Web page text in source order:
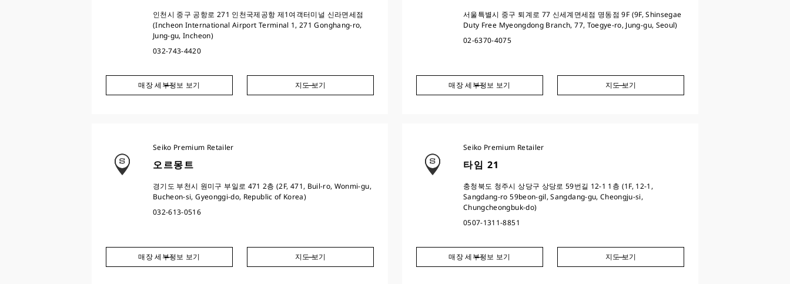
인천시 중구 공항로 271 인천국제공항 제1여객터미널 신라면세점
(Incheon International Airport Terminal 1, 271 Gonghang-ro,
Jung-gu, Incheon)
032-743-4420
매장 세부정보 보기 지도 보기
서울특별시 중구 퇴계로 77 신세계면세점 명동점 9F (9F, Shinsegae
Duty Free Myeongdong Branch, 77, Toegye-ro, Jung-gu, Seoul)
02-6370-4075
매장 세부정보 보기 지도 보기
Seiko Premium Retailer
오르몽트
경기도 부천시 원미구 부일로 471 2층 (2F, 471, Buil-ro, Wonmi-gu,
Bucheon-si, Gyeonggi-do, Republic of Korea)
032-613-0516
매장 세부정보 보기 지도 보기
Seiko Premium Retailer
타임 21
충청북도 청주시 상당구 상당로 59번길 12-1 1층 (1F, 12-1,
Sangdang-ro 59beon-gil, Sangdang-gu, Cheongju-si,
Chungcheongbuk-do)
0507-1311-8851
매장 세부정보 보기 지도 보기